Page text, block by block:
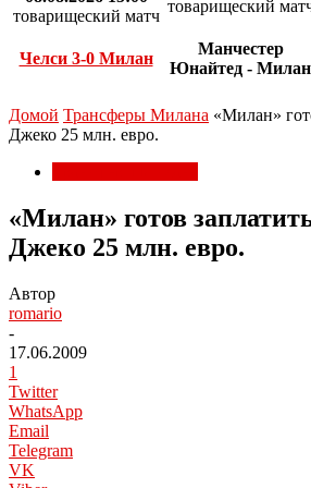
товарищеский матч
Челси 3-0 Милан
товарищеский
Манчестер
Юнайтед - Милан
Домой Трансферы Милана «Милан»
Джеко 25 млн. евро.
«Милан» готов
Джеко 25 млн. евро.
Автор
romario
-
17.06.2009
1
Twitter
WhatsApp
Email
Telegram
VK